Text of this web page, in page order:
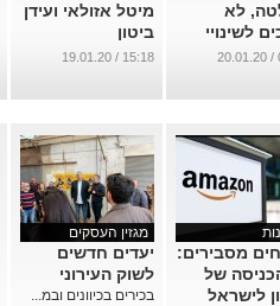
לא
לשינויי
מיטל אזולאי ועידן
ביטון
...
15:18 / 19.01.20
מסבירים:
של
לישראל
מגזין העסקים
יעדים חדשים
לשוק העירוני
בכירים בכיוונים ובמ...